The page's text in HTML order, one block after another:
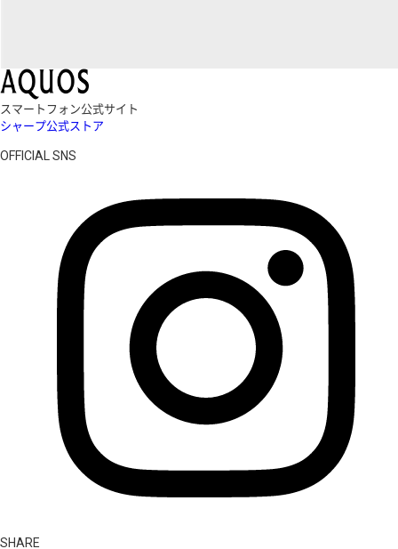
スマートフォン公式サイト
シャープ公式ストア
OFFICIAL SNS
SHARE